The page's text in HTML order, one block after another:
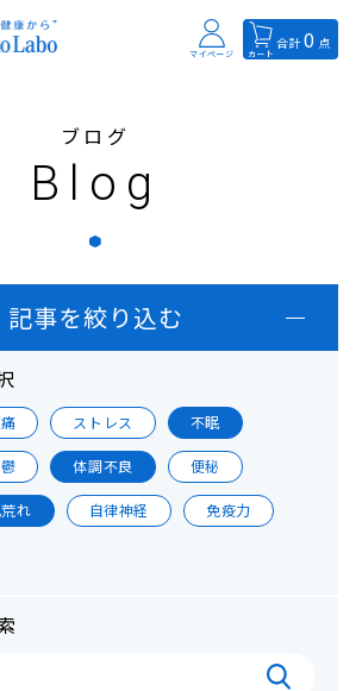
マイページ カート
合計0 点
ブログ
Blog
記事を絞り込む
ストレス 不眠
体調不良 便秘
れ 自律神経 免疫力